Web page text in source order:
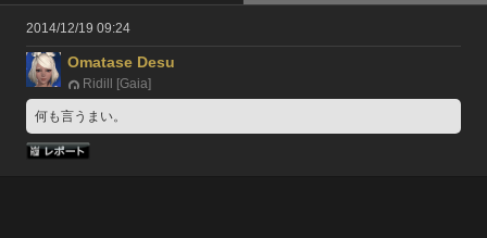
2014/12/19 09:24
Omatase Desu
Ridill [Gaia]
何も言うまい。